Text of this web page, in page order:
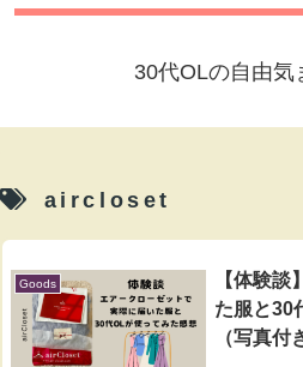
30代OLの自由気
aircloset
Goods
【体験
た服と30
（写真付